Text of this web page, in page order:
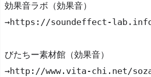
効果音ラボ（効果音）
→https://soundeffect-
びたちー素材館（効果音）
→http://www.vita-chi.net/